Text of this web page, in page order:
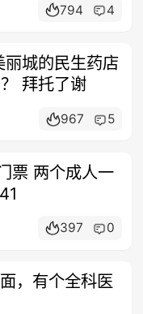
794 4
城的民生药店
拜托了谢
967 5
票 两个成人一
397 0
，有个全科医